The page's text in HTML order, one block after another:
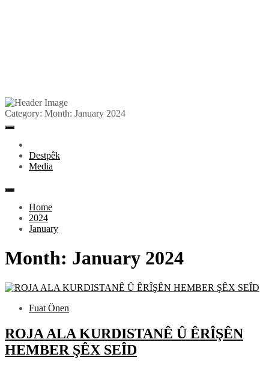
Skip
to
content
Pêlkurd
Category: Month: January 2024
Primary
Destpêk
Media
Home
2024
January
Month: January 2024
Fuat Önen
ROJA ALA KURDISTANÊ Û ÊRÎŞÊN
HEMBER ŞÊX SEÎD